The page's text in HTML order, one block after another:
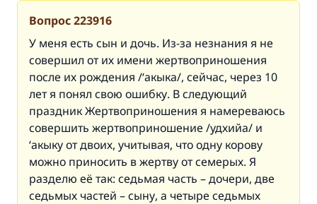
Вопрос223916
У меня есть сын и дочь. Из-за незнания я не
совершил от их имени жертвоприношения
после их рождения /‘акыка/, сейчас, через 10
лет я понял свою ошибку. В следующий
праздник Жертвоприношения я намереваюсь
совершить жертвоприношение /удхийа/ и
‘акыку от двоих, учитывая, что одну корову
можно приносить в жертву от семерых. Я
разделю её так: седьмая часть – дочери, две
седьмых частей – сыну, а четыре седьмых